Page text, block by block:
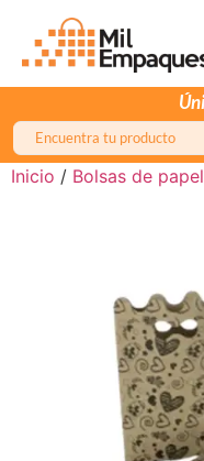
Inicio / Bolsas de papel